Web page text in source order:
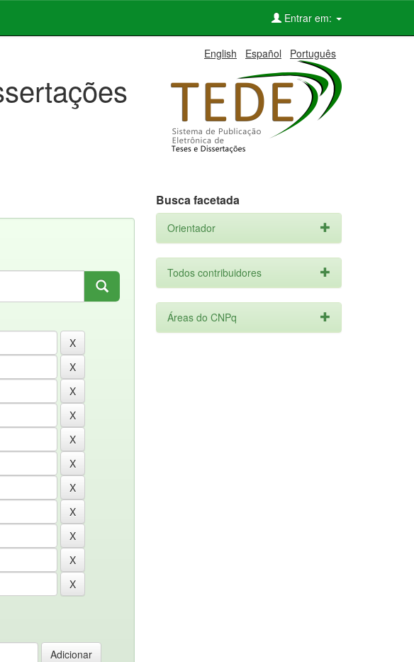
Entrar em:
English Español Português
Busca facetada
Orientador
Todos contribuidores
Áreas do CNPq